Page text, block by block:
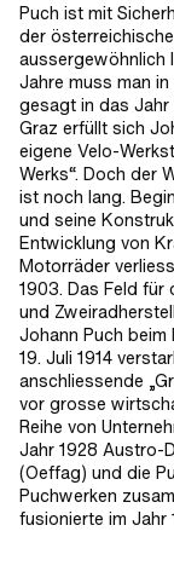
Puch ist mit
der
aussergewöhnlich
Jahre muss man
gesagt in das
Graz erfüllt sich
eigene Velo-
Werks“. Doch der
ist noch lang.
und seine
Entwicklung von
Motorräder
1903. Das Feld
und
Johann Puch beim
19. Juli 1914
anschliessende
vor grosse
Reihe von
Jahr 1928 Austro-
(Oeffag) und die
Puchwerken
fusionierte im Jahr